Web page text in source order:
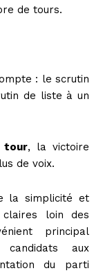
de tours.
: le scrutin
de liste à un
tour, la victoire
de voix.
la simplicité et
loin des
principal
aux
du parti